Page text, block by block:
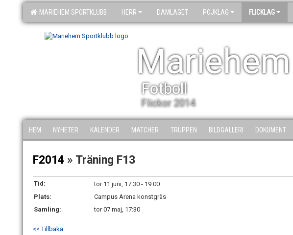
MARIEHEM SPORTKLUBB HERR DAMLAGET POJKLAG FLICKLAG
Fotboll
Flickor 2014
HEM NYHETER KALENDER MATCHER TRUPPEN BILDGALLERI DOKUMENT
F2014 » Träning F13
Tid:
tor 11 juni, 17:30 - 19:00
Plats:
Campus Arena konstgräs
Samling:
tor 07 maj, 17:30
<< Tillbaka